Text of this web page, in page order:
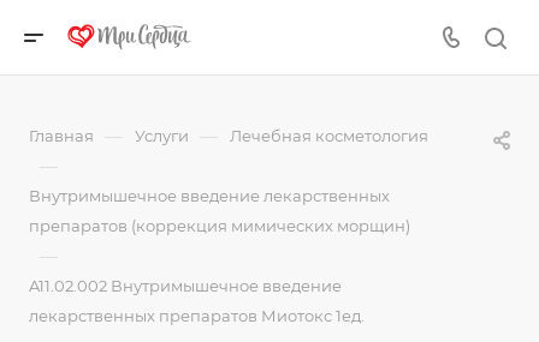
Главная — Услуги — Лечебная косметология
—
Внутримышечное введение лекарственных
препаратов (коррекция мимических морщин)
—
A11.02.002 Внутримышечное введение
лекарственных препаратов Миотокс 1ед.